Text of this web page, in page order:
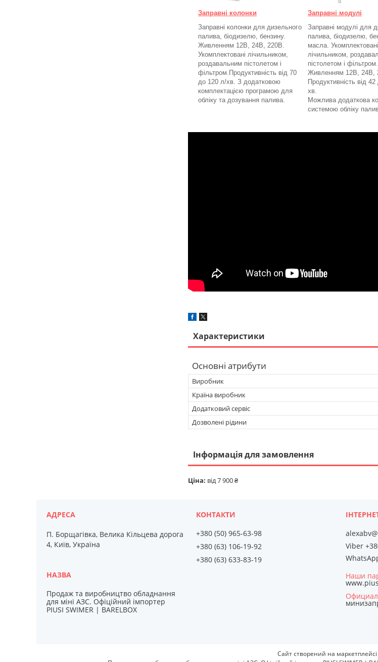
Заправні колонки
Заправні колонки для дизельного
палива, біодизелю, бензину.
Живленням 12В, 24В, 220В.
Укомплектовані лічильником,
роздавальним пістолетом і
фільтром. Продуктивність від 70
до 120 л/хв. З додатковою
комплектацією програмою для
обліку та дозування палива.
Заправні модулі
Заправні модулі для
палива, біодизелю,
масла. Укомплектовані
лічильником,
пістолетом і фільтром.
Живленням 12В, 24В,
Продуктивність від
хв.
Можлива додаткова
системою обліку
Характеристики
Основні атрибути
Виробник
Країна виробник
Додатковий сервіс
Дозволені рідини
Інформація для замовлення
Ціна: від 7 900 ₴
П. Борщагівка, Велика Кільцева дорога
4, Київ, Україна
Продаж та виробництво обладнання
для міні АЗС. Офіційний імпортер
PIUSI SWIMER | BARELBOX
+380 (50) 965-63-98
+380 (63) 106-19-92
+380 (63) 633-83-19
Viber
Наши
Сайт створений на маркетплейсі